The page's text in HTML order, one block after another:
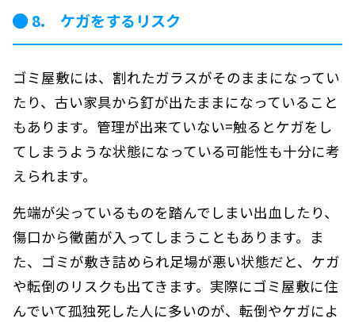
8. ケガをするリスク
ゴミ屋敷には、割れたガラスがそのままになってい
たり、古い家具から釘が出たままになっていること
もあります。管理が出来ていない=触るとケガをし
てしまうような状態になっている可能性も十分に考
えられます。
先端が尖っているものを踏んでしまい出血したり、
傷口から黴菌が入ってしまうこともあります。ま
た、ゴミが敷き詰められ足場が悪い状態だと、ケガ
や転倒のリスクも出てきます。実際にゴミ屋敷に住
んでいて孤独死した人に多いのが、転倒やケガによ